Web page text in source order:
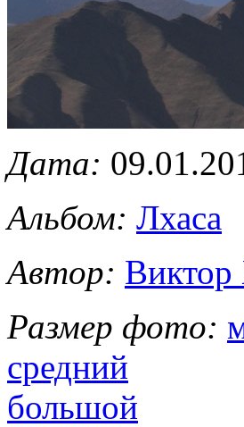
Дата:
Альбом: Лхаса
Автор:
Размер фото:
средний
большой